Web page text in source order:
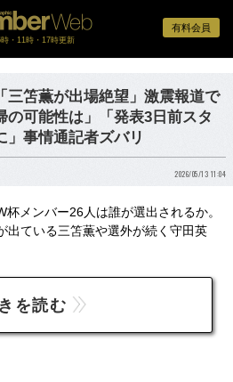
有料会員
・11時・17時更新
三笘薫が出場絶望」激震報道で
可能性は」「発表3日前スタ
」事情通記者ズバリ
2026/05/13 11:04
メンバー26人は誰が選出されるか。
出ている三笘薫や選外が続く守田英
を読む